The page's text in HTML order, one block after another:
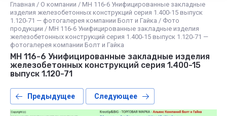
Главная / О компании / МН 116-6 Унифицированные закладные
изделия железобетонных конструкций серия 1.400-15 выпуск
1.120-71 — фотогалерея компании Болт и Гайка / Фото
продукции / МН 116-6 Унифицированные закладные изделия
железобетонных конструкций серия 1.400-15 выпуск 1.120-71 —
фотогалерея компании Болт и Гайка
МН 116-6 Унифицированные закладные изделия
железобетонных конструкций серия 1.400-15
выпуск 1.120-71
Предыдущее Следующее